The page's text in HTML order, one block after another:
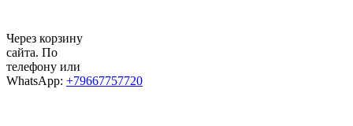
Через корзину
сайта. По
телефону или
WhatsApp: +79667757720